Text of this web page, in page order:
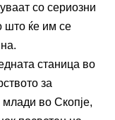
со сериозни
што ќе им се
станица во
за
во Скопје,